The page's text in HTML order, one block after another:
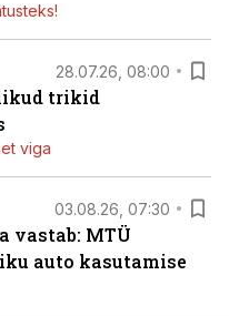
28.07.26, 08:00
trikid
viga
03.08.26, 07:30
vastab: MTÜ
auto kasutamise